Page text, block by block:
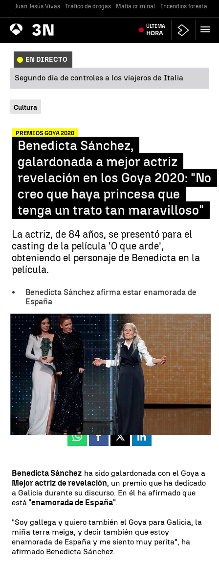
Juan Jesús Vivas Tráfico de drogas Mafia criminal Incendios forestales
Antena
3 Noticias ÚLTIMA
HORA
EN DIRECTO
Segundo día de controles a los viajeros de Italia
Cultura
PREMIOS GOYA 2020
Benedicta Sánchez,
galardonada a mejor actriz
revelación en los Goya 2020: "No
creo que haya princesa que
tenga un trato tan maravilloso"
La actriz, de 84 años, se presentó para el
casting de la película 'O que arde',
obteniendo el personaje de Benedicta en la
película.
Benedicta Sánchez afirma estar enamorada de
España
Benedicta Sánchez, galardonada a mejor actriz revelación en los
Goya 2020: "No creo que haya princesa que tenga un trato tan
maravilloso" |Antena 3 Noticias
Antena 3 Noticias Málaga
Publicado:25 de enero de 2020, 23:20
Whatsapp
Facebook
X Linkedin
Benedicta Sánchez ha sido galardonada con el Goya a
Mejor actriz de revelación, un premio que ha dedicado
a Galicia durante su discurso. En él ha afirmado que
está "enamorada de España".
"Soy gallega y quiero también el Goya para Galicia, la
miña terra meiga, y decir también que estoy
enamorada de España y me siento muy perita", ha
afirmado Benedicta Sánchez.